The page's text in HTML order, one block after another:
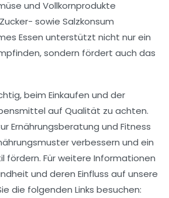
und Vollkornprodukte
Zucker- sowie Salzkonsum
Essen unterstützt nicht nur ein
, sondern fördert auch das
beim Einkaufen und der
auf Qualität zu achten.
Ernährungsberatung und Fitness
verbessern und ein
fördern. Für weitere Informationen
und deren Einfluss auf unsere
die folgenden Links besuchen: